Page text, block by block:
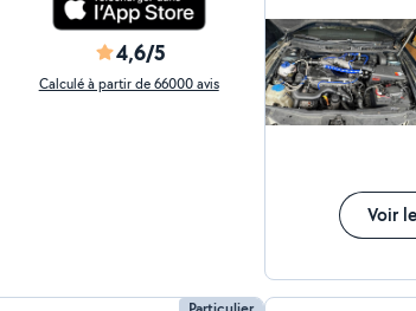
4,6/5
Calculé à partir de 66000 avis
Voir